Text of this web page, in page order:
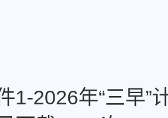
1-2026年“三早”